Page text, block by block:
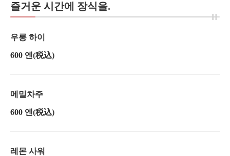
즐거운 시간에 장식을.
우롱 하이
600 엔 (税込)
메밀차주
600 엔 (税込)
레몬 사워